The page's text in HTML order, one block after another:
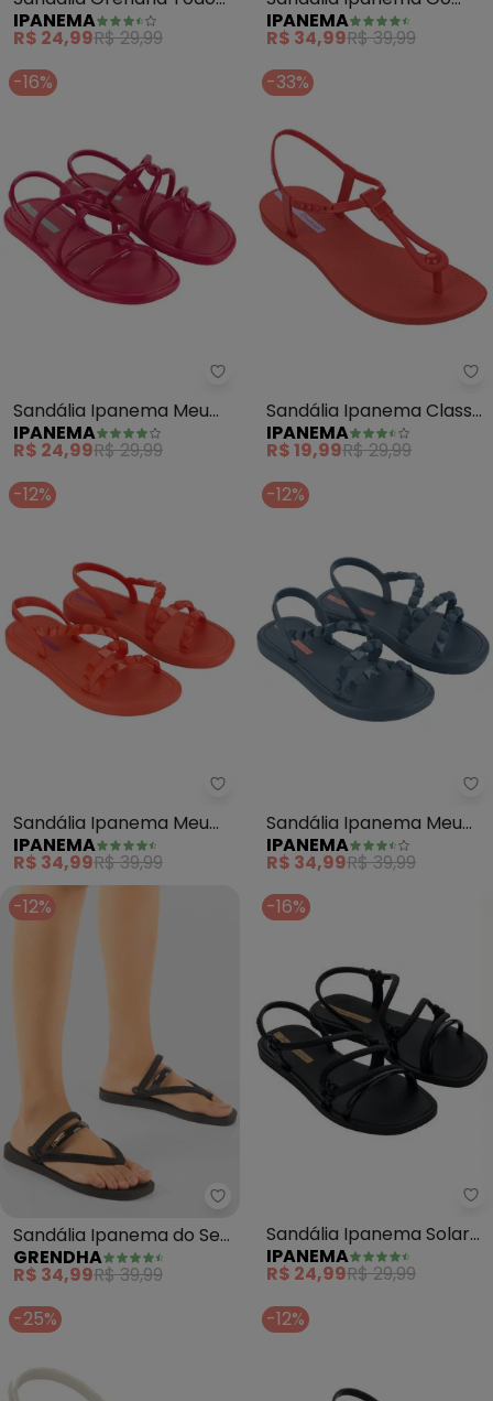
Dia Elegante (Bronze)
IPANEMA
R$ 24,99R$ 29,99
Style (Preta)
IPANEMA
R$ 34,99R$ 39,99
-16%
Ipanema - Sandália Ipanema
Sandália Ipanema Meu
Sol (Rosa)
IPANEMA
R$ 24,99R$ 29,99
-33%
Sandália Ipanema Class
Slim (Vermelha)
IPANEMA
R$ 19,99R$ 29,99
-12%
Ipanema - Sandália Ipanema
Sandália Ipanema Meu
Sol (Laranja)
IPANEMA
R$ 34,99R$ 39,99
-12%
Sandália Ipanema Meu
Sol (Azul)
IPANEMA
R$ 34,99R$ 39,99
-12%
Grendha - Sandália Ipanema
Sandália Ipanema do Seu
Jeito Craft (Preta)
GRENDHA
R$ 34,99R$ 39,99
-16%
Sandália Ipanema Solar
(Preta)
IPANEMA
R$ 24,99R$ 29,99
-25%
-12%